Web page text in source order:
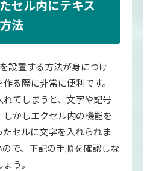
セル内にテキス
法
設置する方法が身につけ
る際に非常に便利です。
てしまうと、文字や記号
かしエクセル内の機能を
セルに文字を入れられま
で、下記の手順を確認しな
う。